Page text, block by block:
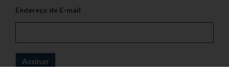
Endereço de E-mail